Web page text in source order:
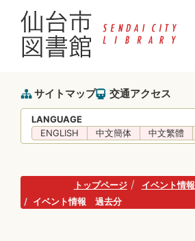
サイトマップ 交通アクセス
LANGUAGE
ENGLISH
中文簡体 中文繁體
トップページ
イベント情報
イベント情報 過去分